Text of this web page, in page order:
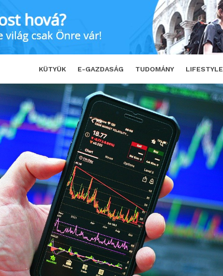
KÜTYÜK E-GAZDASÁG TUDOMÁNY LIFESTYLE
kriptósok TWEET